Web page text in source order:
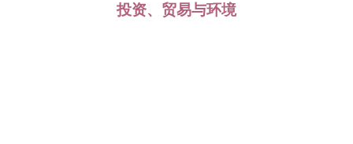
投资、贸易与环境